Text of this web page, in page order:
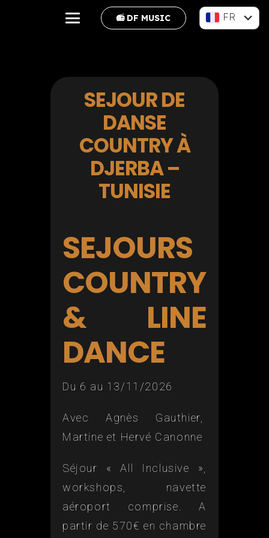
📻 DF MUSIC FR
SEJOUR DE
DANSE
COUNTRY À
DJERBA –
TUNISIE
SEJOURS
COUNTRY
& LINE
DANCE
Du 6 au 13/11/2026
Avec Agnès Gauthier,
Martine et Hervé Canonne
Séjour « All Inclusive »,
workshops, navette
aéroport comprise. A
partir de 570€ en chambre